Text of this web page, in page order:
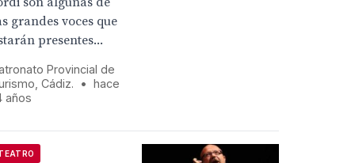
grandes voces que
presentes...
Provincial de
Cádiz.
•
hace
años